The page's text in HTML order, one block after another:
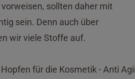
sollten daher mit
sein. Denn auch über
wir viele Stoffe auf.